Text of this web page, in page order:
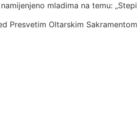
mladima na temu:
Presvetim Oltarskim